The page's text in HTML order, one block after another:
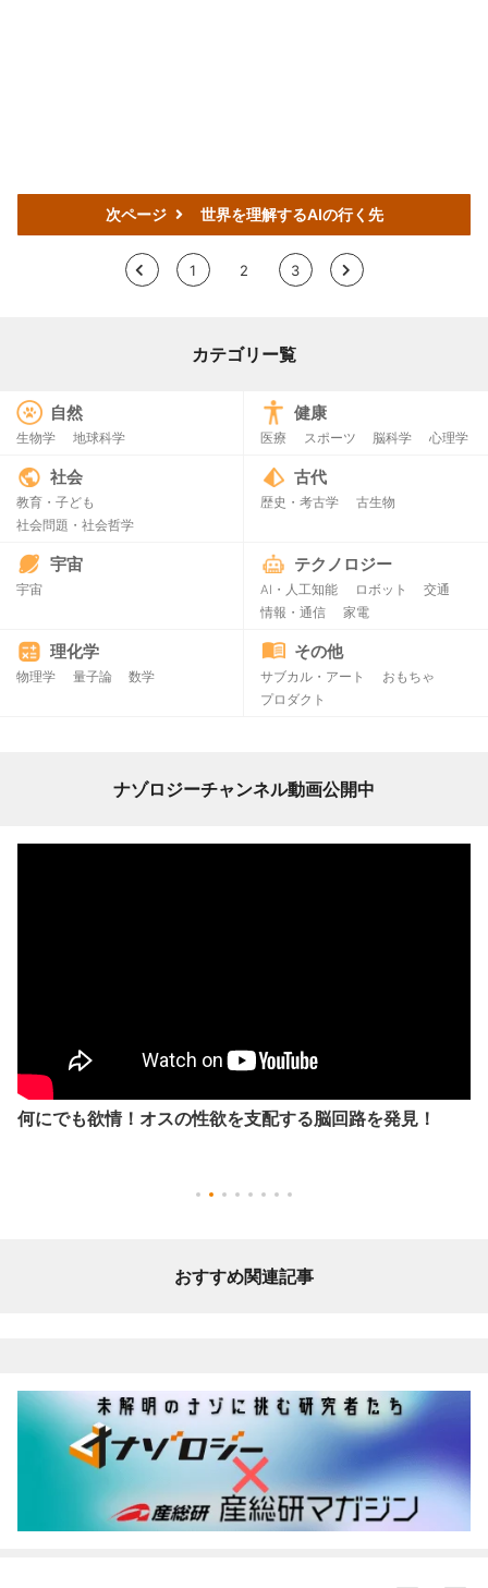
次ページ 世界を理解するAIの行く先
< 1 2 3 >
カテゴリー覧
自然
生物学 地球科学
健康
医療 スポーツ 脳科学 心理学
社会
教育・子ども
社会問題・社会哲学
古代
歴史・考古学 古生物
宇宙
宇宙
テクノロジー
AI・人工知能 ロボット
交通
情報・通信
家電
理化学
物理学 量子論 数学
その他
サブカル・アート
おもちゃ
プロダクト
ナゾロジーチャンネル動画公開中
何にでも欲情！オスの性欲を支配する脳回路を発見！
おすすめ関連記事